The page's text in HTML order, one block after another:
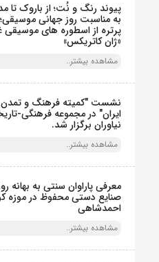
پیوند رنگ و نُت؛ از باروک تا
پرتره از اسطوره های موسیقی
«ژان کاتریکس»
مشاهده بیشتر..
نشست "کمیته فرهنگ و تمدن
ایران" در مجموعه فرهنگی‌-
نیاوران برگزار شد.
مشاهده بیشتر..
معرفی پاراوان سنتی به بهانه
صنایع دستی محفوظ در موزه
احمدشاهی
مشاهده بیشتر..